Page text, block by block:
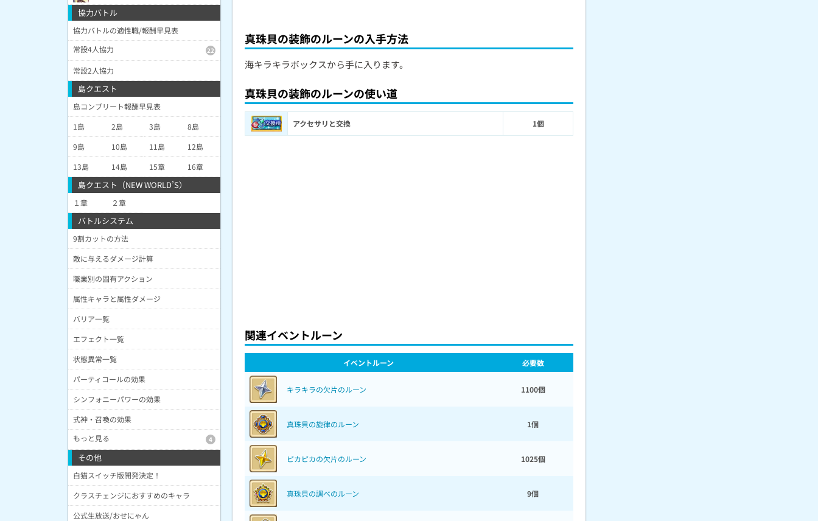
真珠貝の装飾のルーンの入手方法
海キラキラボックスから手に入ります。
真珠貝の装飾のルーンの使い道
アクセサリと交換 1個
関連イベントルーン
イベントルーン 必要数
キラキラの欠片のルーン 1100個
真珠貝の旋律のルーン 1個
ピカピカの欠片のルーン 1025個
真珠貝の調べのルーン 9個
協力バトル
協力バトルの適性職/報酬早見表
常設4人協力
22
常設2人協力
島クエスト
島コンプリート報酬早見表
1島
2島 3島
8島
9島
10島 11島
12島
13島
14島 15章 16章
島クエスト（NEW WORLD’S）
１章 ２章
バトルシステム
9割カットの方法
敵に与えるダメージ計算
職業別の固有アクション
属性キャラと属性ダメージ
バリア一覧
エフェクト一覧
状態異常一覧
パーティコールの効果
シンフォニーパワーの効果
式神・召喚の効果
もっと見る
4
その他
白猫スイッチ版開発決定！
クラスチェンジにおすすめのキャラ
公式生放送/おせにゃん